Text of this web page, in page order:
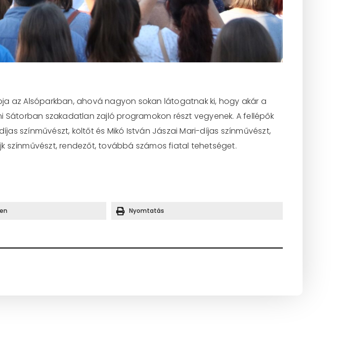
az Alsóparkban, ahová nagyon sokan látogatnak ki, hogy akár a
szakadatlan zajló programokon részt vegyenek. A fellépők
színművészt, költőt és Mikó István Jászai Mari-díjas színművészt,
színművészt, rendezőt, továbbá számos fiatal tehetséget.
Nyomtatás